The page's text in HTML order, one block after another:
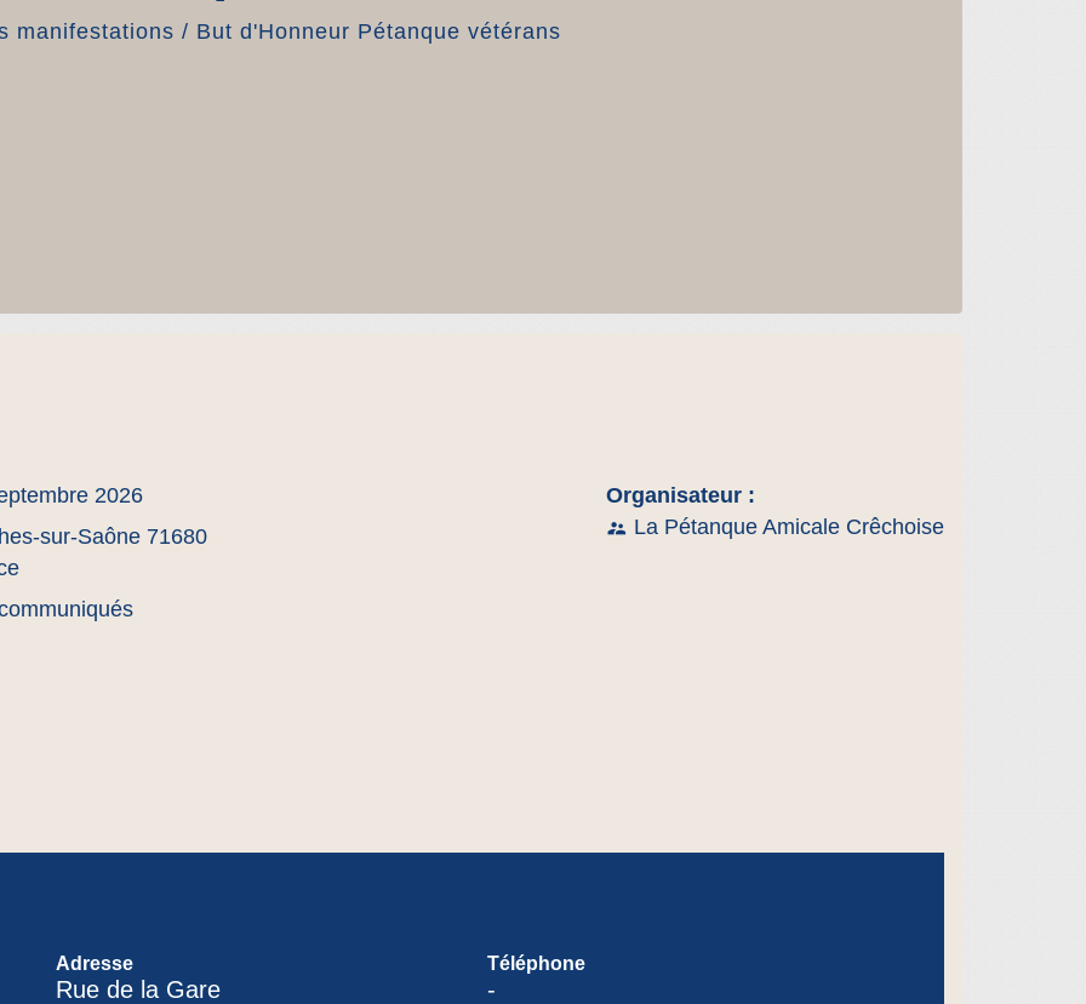
manifestations / But d'Honneur Pétanque vétérans
2026
sur-Saône 71680
Organisateur :
supervisor_account La Pétanque Amicale Crêchoise
Adresse
Rue de la Gare
Téléphone
-